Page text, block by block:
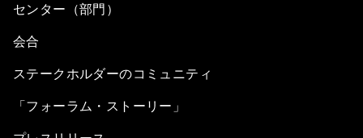
センター（部門）
会合
ステークホルダーのコミュニティ
「フォーラム・ストーリー」